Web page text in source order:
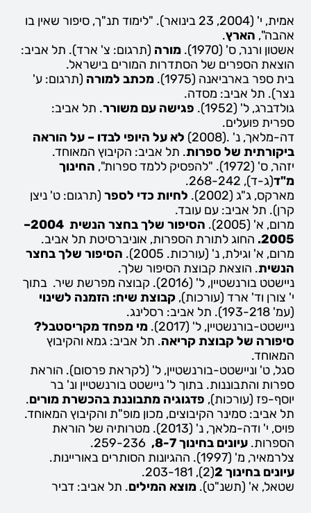
אמית, י' (2004, 23 בינואר). "לימוד תנ"ך, סיפור שאין בו
אהבה", הארץ.
אשטון ורנר, ס' (1970).
מורה (תרגום: צ' ארד). תל אביב:
הוצאת הספרים של הסתדרות המורים בישראל.
בית ספר בארביאנה (1975).
מכתב למורה (תרגום: ע'
נצר). תל אביב: מסדה.
גולדברג, ל' (1952).
פגישה עם משורר. תל אביב:
ספרית פועלים.
דה-מלאך, נ' .(2008)
לא על היופי לבדו – על הוראה
ביקורתית של ספרות. תל אביב: הקיבוץ המאוחד.
יזהר, ס' (1972). "להפסיק ללמד ספרות",
החינוך
מ"ד(ג-ד), 268-242.
מארקס, ג"ג (2002).
לחיות כדי לספר (תרגום: ט' ניצן
קרן). תל אביב: עם עובד.
מרום, א' (2005).
הסיפור שלך בחצר הנשית 2004–
2005. החוג לתורת הספרות, אוניברסיטת תל אביב.
מרום, א' וגילת, נ' (עורכות. 2005).
הסיפור שלך בחצר
הנשית. הוצאת קבוצת הסיפור שלך.
ניישטט בורנשטיין, ל' (2016). קבוצה מפרשת שיר. בתוך
י' צורן וד' ארד (עורכות), קבוצת שיח: הזמנה לשינוי
(עמ' 193-218). תל אביב: רסלינג.
ניישטט-בורנשטיין, ל' (2017).
מי מפחד מקריסטבל?
סיפורה של קבוצת קריאה. תל אביב: גמא והקיבוץ
המאוחד.
סגל, ט' וניישטט-בורנשטיין, ל' (לקראת פרסום). הוראת
ספרות והתבוננות. בתוך ל' ניישטט בורנשטיין ונ' בר
יוסף-פז (עורכות), פדגוגיה מתבוננת בהכשרת מורים.
תל אביב: סמינר הקיבוצים, מכון מופ"ת והקיבוץ המאוחד.
פויס, י' ודה-מלאך, נ' (2013). מטרותיה של הוראת
הספרות. עיונים בחינוך 8-7,
צלרמאיר, מ' (1997). ההגיונות הסותרים באוריינות.
עיונים בחינוך 2
(2), 203-181.
שטאל, א' (תשנ"ט). מוצא המילים. תל אביב: דביר